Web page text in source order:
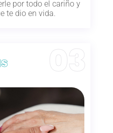
por todo el cariño y
te dio en vida.